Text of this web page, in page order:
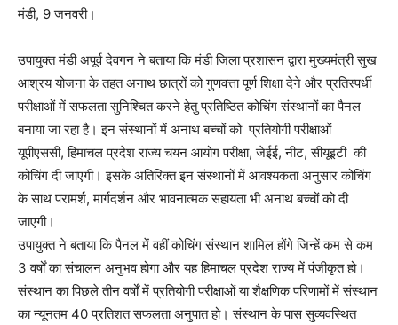
मंडी, 9 जनवरी।
उपायुक्त मंडी अपूर्व देवगन ने बताया कि मंडी जिला प्रशासन द्वारा मुख्यमंत्री सुख
आश्रय योजना के तहत अनाथ छात्रों को गुणवत्ता पूर्ण शिक्षा देने और प्रतिस्पर्धी
परीक्षाओं में सफलता सुनिश्चित करने हेतु प्रतिष्ठित कोचिंग संस्थानों का पैनल
बनाया जा रहा है। इन संस्थानों में अनाथ बच्चों को प्रतियोगी परीक्षाओं
यूपीएससी, हिमाचल प्रदेश राज्य चयन आयोग परीक्षा, जेईई, नीट, सीयूइटी की
कोचिंग दी जाएगी। इसके अतिरिक्त इन संस्थानों में आवश्यकता अनुसार कोचिंग
के साथ परामर्श, मार्गदर्शन और भावनात्मक सहायता भी अनाथ बच्चों को दी
जाएगी।
उपायुक्त ने बताया कि पैनल में वहीं कोचिंग संस्थान शामिल होंगे जिन्हें कम से कम
3 वर्षों का संचालन अनुभव होगा और यह हिमाचल प्रदेश राज्य में पंजीकृत हो।
संस्थान का पिछले तीन वर्षों में प्रतियोगी परीक्षाओं या शैक्षणिक परिणामों में संस्थान
का न्यूनतम 40 प्रतिशत सफलता अनुपात हो। संस्थान के पास सुव्यवस्थित